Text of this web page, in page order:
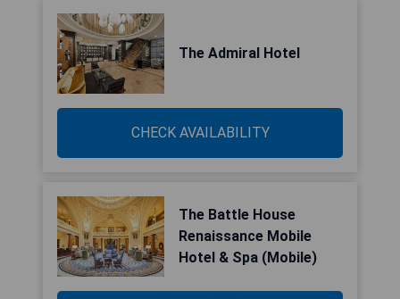
The Admiral Hotel
CHECK AVAILABILITY
The Battle House
Renaissance Mobile
Hotel & Spa (Mobile)